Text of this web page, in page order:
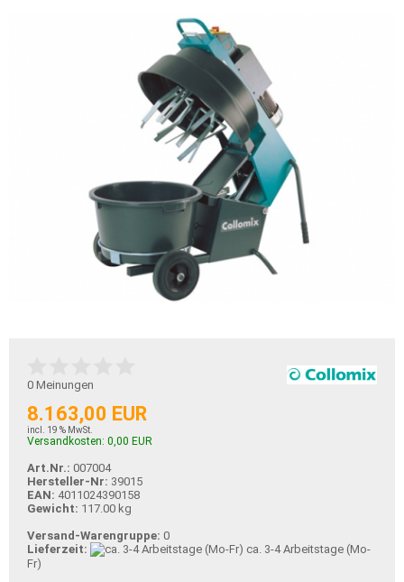
0 Meinungen
8.163,00 EUR
incl. 19 % MwSt.
Versandkosten: 0,00 EUR
Art.Nr.: 007004
Hersteller-Nr: 39015
EAN: 4011024390158
Gewicht: 117.00 kg
Versand-Warengruppe: 0
Lieferzeit:
ca. 3-4 Arbeitstage (Mo-
Fr)